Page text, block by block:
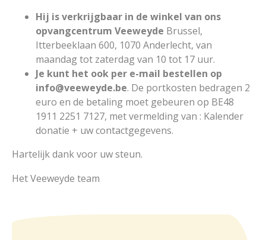
Hij is verkrijgbaar in de winkel van ons
opvangcentrum Veeweyde Brussel,
Itterbeeklaan 600, 1070 Anderlecht, van
maandag tot zaterdag van 10 tot 17 uur.
Je kunt het ook per e-mail bestellen op
info@veeweyde.be. De portkosten bedragen 2
euro en de betaling moet gebeuren op BE48
1911 2251 7127, met vermelding van : Kalender
donatie + uw contactgegevens.
Hartelijk dank voor uw steun.
Het Veeweyde team